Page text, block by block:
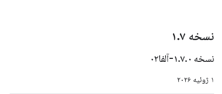
نسخه ۱ .۷
نسخه ۱ .۷.۰-آلفا۰۲
۱ ژوئیه ۲۰۲۶